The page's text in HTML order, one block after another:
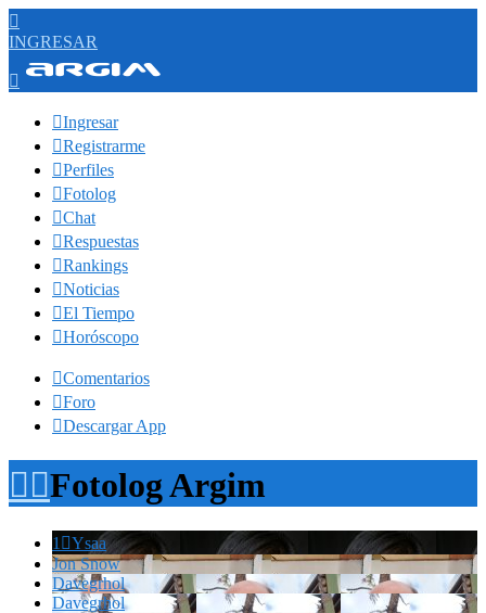

INGRESAR

Ingresar
Registrarme
Perfiles
Fotolog
Chat
Respuestas
Rankings
Noticias
El Tiempo
Horóscopo
Comentarios
Foro
Descargar App
Fotolog Argim
1 Ysaa
Jon Snow
Davegrhol
Davegrhol